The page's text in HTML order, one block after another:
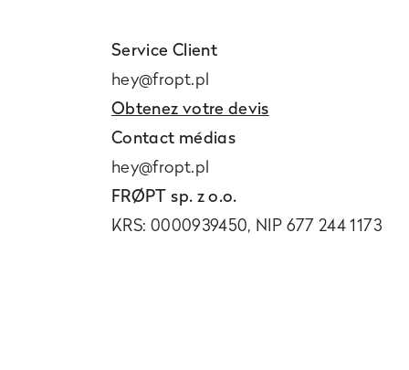
Service Client
hey@fropt.pl
Obtenez votre devis
Contact médias
hey@fropt.pl
FRØPT sp. z o.o.
KRS: 0000939450, NIP 677 244 1173